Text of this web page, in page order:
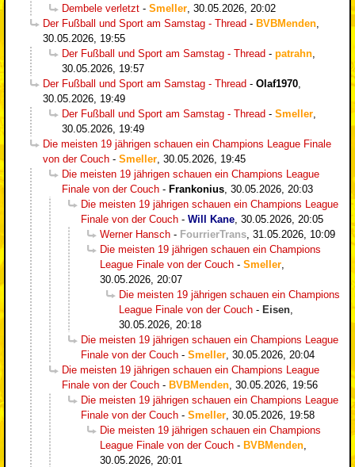
Dembele verletzt - Smeller 30.05.2026, 20:02
Der Fußball und Sport am Samstag - Thread - BVBMenden
30.05.2026, 19:55
Der Fußball und Sport am Samstag - Thread - patrahn
30.05.2026, 19:57
Der Fußball und Sport am Samstag - Thread - Olaf1970
30.05.2026, 19:49
Der Fußball und Sport am Samstag - Thread - Smeller
30.05.2026, 19:49
Die meisten 19 jährigen schauen ein Champions League Finale
von der Couch - Smeller 30.05.2026, 19:45
Die meisten 19 jährigen schauen ein Champions League
Finale von der Couch - Frankonius 30.05.2026, 20:03
Die meisten 19 jährigen schauen ein Champions League
Finale von der Couch - Will Kane 30.05.2026, 20:05
Werner Hansch - FourrierTrans 31.05.2026, 10:09
Die meisten 19 jährigen schauen ein Champions
League Finale von der Couch - Smeller
30.05.2026, 20:07
Die meisten 19 jährigen schauen ein Champions
League Finale von der Couch - Eisen
30.05.2026, 20:18
Die meisten 19 jährigen schauen ein Champions League
Finale von der Couch - Smeller 30.05.2026, 20:04
Die meisten 19 jährigen schauen ein Champions League
Finale von der Couch - BVBMenden 30.05.2026, 19:56
Die meisten 19 jährigen schauen ein Champions League
Finale von der Couch - Smeller 30.05.2026, 19:58
Die meisten 19 jährigen schauen ein Champions
League Finale von der Couch - BVBMenden
30.05.2026, 20:01